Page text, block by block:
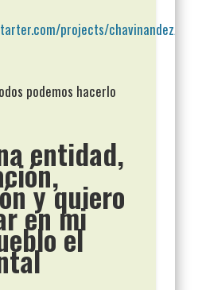
projects/chavinandez/
podemos hacerlo
entidad,
y quiero
en mi
el